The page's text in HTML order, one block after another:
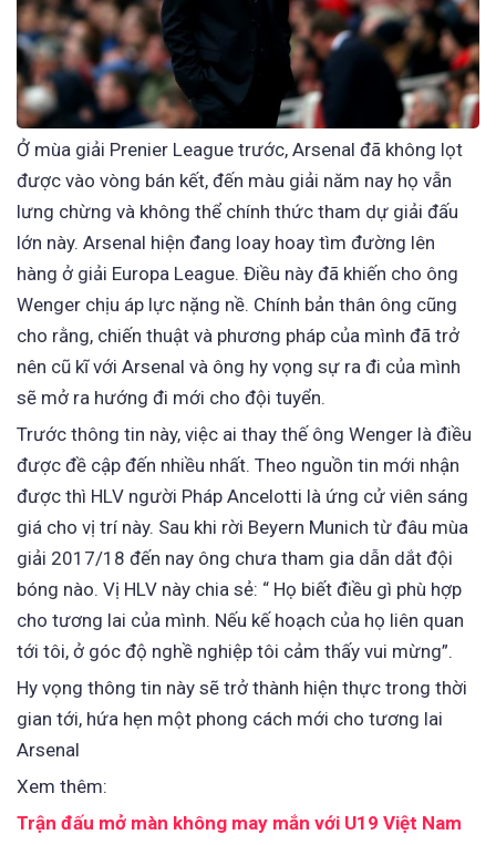
Ở mùa giải Prenier League trước, Arsenal đã không lọt
được vào vòng bán kết, đến màu giải năm nay họ vẫn
lưng chừng và không thể chính thức tham dự giải đấu
lớn này. Arsenal hiện đang loay hoay tìm đường lên
hàng ở giải Europa League. Điều này đã khiến cho ông
Wenger chịu áp lực nặng nề. Chính bản thân ông cũng
cho rằng, chiến thuật và phương pháp của mình đã trở
nên cũ kĩ với Arsenal và ông hy vọng sự ra đi của mình
sẽ mở ra hướng đi mới cho đội tuyển.
Trước thông tin này, việc ai thay thế ông Wenger là điều
được đề cập đến nhiều nhất. Theo nguồn tin mới nhận
được thì HLV người Pháp Ancelotti là ứng cử viên sáng
giá cho vị trí này. Sau khi rời Beyern Munich từ đâu mùa
giải 2017/18 đến nay ông chưa tham gia dẫn dắt đội
bóng nào. Vị HLV này chia sẻ: “ Họ biết điều gì phù hợp
cho tương lai của mình. Nếu kế hoạch của họ liên quan
tới tôi, ở góc độ nghề nghiệp tôi cảm thấy vui mừng”.
Hy vọng thông tin này sẽ trở thành hiện thực trong thời
gian tới, hứa hẹn một phong cách mới cho tương lai
Arsenal
Xem thêm:
Trận đấu mở màn không may mắn với U19 Việt Nam